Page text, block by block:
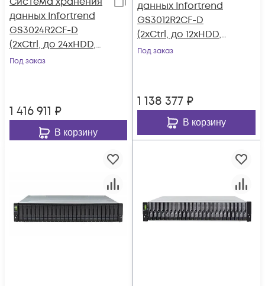
данных Infortrend
GS3024R2CF-D
(2xCtrl, до 24xHDD,
4xSAS12G внеш.
Под заказ
1 416 911 ₽
В корзину
данных Infortrend
GS3012R2CF-D
(2xCtrl, до 12xHDD,
4xSAS12G внеш.
Под заказ
1 138 377 ₽
В корзину